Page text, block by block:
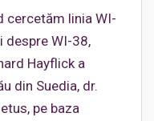
cercetăm linia WI-
despre WI-38,
Hayflick a
din Suedia, dr.
pe baza